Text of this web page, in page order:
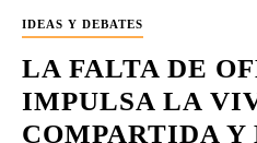
IDEAS Y DEBATES
LA FALTA DE
IMPULSA LA
COMPARTIDA